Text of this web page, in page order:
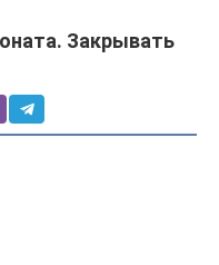
Закрывать